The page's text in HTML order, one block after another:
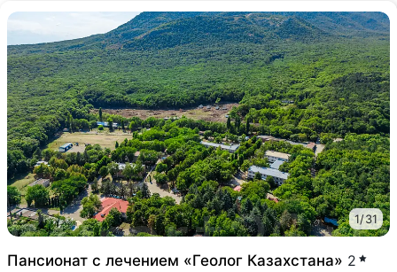
1/31
Пансионат с лечением «Геолог Казахстана» 2